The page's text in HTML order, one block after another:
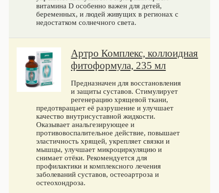
витамина D особенно важен для детей,
беременных, и людей живущих в регионах с
недостатком солнечного света.
Артро Комплекс, коллоидная
фитоформула, 235 мл
Предназначен для восстановления
и защиты суставов. Стимулирует
регенерацию хрящевой ткани,
предотвращает её разрушение и улучшает
качество внутрисуставной жидкости.
Оказывает анальгезирующее и
противовоспалительное действие, повышает
эластичность хрящей, укрепляет связки и
мышцы, улучшает микроциркуляцию и
снимает отёки. Рекомендуется для
профилактики и комплексного лечения
заболеваний суставов, остеоартроза и
остеохондроза.